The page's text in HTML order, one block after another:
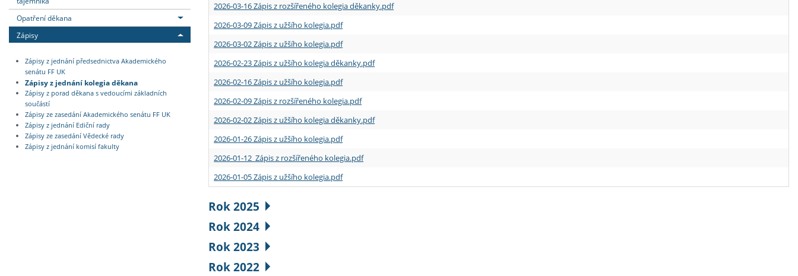
Opatření děkana
Zápisy
Zápisy z jednání předsednictva Akademického
senátu FF UK
Zápisy z jednání kolegia děkana
Zápisy z porad děkana s vedoucími základních
součástí
Zápisy ze zasedání Akademického senátu FF UK
Zápisy z jednání Ediční rady
Zápisy ze zasedání Vědecké rady
Zápisy z jednání komisí fakulty
2026-03-16 Zápis z rozšířeného kolegia děkanky.pdf
2026-03-09 Zápis z užšího kolegia.pdf
2026-03-02 Zápis z užšího kolegia.pdf
2026-02-23 Zápis z užšího kolegia děkanky.pdf
2026-02-16 Zápis z užšího kolegia.pdf
2026-02-09 Zápis z rozšířeného kolegia.pdf
2026-02-02 Zápis z užšího kolegia děkanky.pdf
2026-01-26 Zápis z užšího kolegia.pdf
2026-01-12 Zápis z rozšířeného kolegia.pdf
2026-01-05 Zápis z užšího kolegia.pdf
Rok 2025
Rok 2024
Rok 2023
Rok 2022